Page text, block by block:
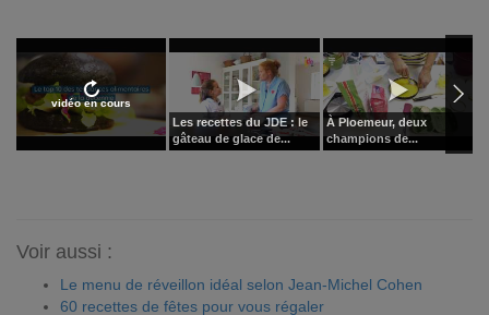
vidéo en cours
Les recettes du JDE : le
gâteau de glace de...
À Ploemeur, deux
champions de...
Voir aussi :
Le menu de réveillon idéal selon Jean-Michel Cohen
60 recettes de fêtes pour vous régaler